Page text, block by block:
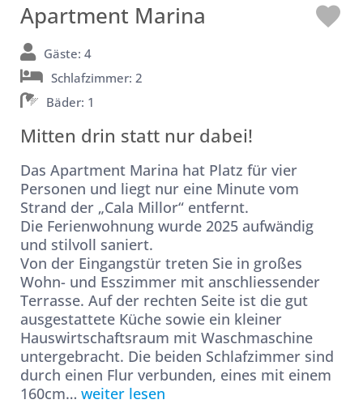
Apartment Marina
L
Gäste: 4
Schlafzimmer: 2
Bäder: 1
Mitten drin statt nur dabei!
Das Apartment Marina hat Platz für vier
Personen und liegt nur eine Minute vom
Strand der „Cala Millor“ entfernt.
Die Ferienwohnung wurde 2025 aufwändig
und stilvoll saniert.
Von der Eingangstür treten Sie in großes
Wohn- und Esszimmer mit anschliessender
Terrasse. Auf der rechten Seite ist die gut
ausgestattete Küche sowie ein kleiner
Hauswirtschaftsraum mit Waschmaschine
untergebracht. Die beiden Schlafzimmer sind
durch einen Flur verbunden, eines mit einem
160cm… weiter lesen